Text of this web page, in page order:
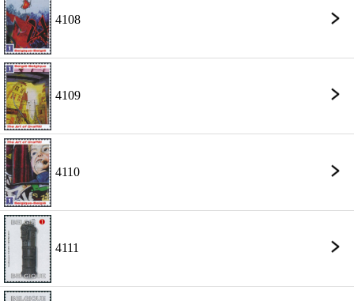
4108
4109
4110
4111